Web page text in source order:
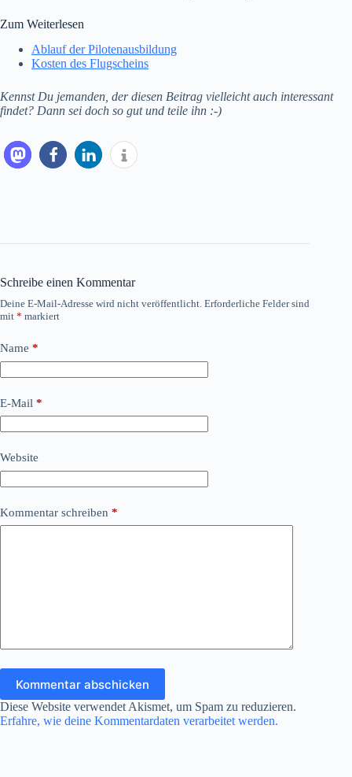
Zum Weiterlesen
Ablauf der Pilotenausbildung
Kosten des Flugscheins
Kennst Du jemanden, der diesen Beitrag vielleicht auch interessant
findet? Dann sei doch so gut und teile ihn :-)
Schreibe einen Kommentar
Deine E-Mail-Adresse wird nicht veröffentlicht. Erforderliche Felder sind
mit * markiert
Name *
E-Mail *
Website
Kommentar schreiben *
Kommentar abschicken
Diese Website verwendet Akismet, um Spam zu reduzieren.
Erfahre, wie deine Kommentardaten verarbeitet werden.